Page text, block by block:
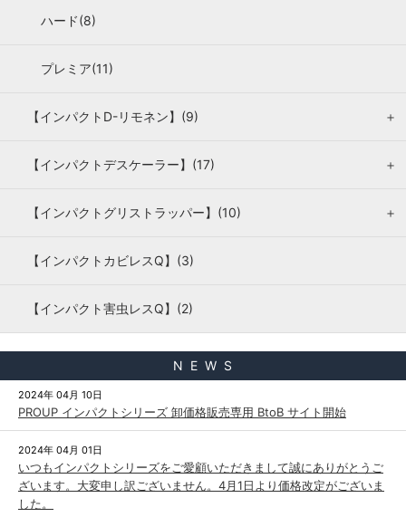
ハード(8)
プレミア(11)
【インパクトD-リモネン】(9) ＋
【インパクトデスケーラー】(17) ＋
【インパクトグリストラッパー】(10) ＋
【インパクトカビレスQ】(3)
【インパクト害虫レスQ】(2)
N E W S
2024年 04月 10日
PROUP インパクトシリーズ 卸価格販売専用 BtoB サイト開始
2024年 04月 01日
いつもインパクトシリーズをご愛顧いただきまして誠にありがとうご
ざいます。大変申し訳ございません。4月1日より価格改定がございま
した。